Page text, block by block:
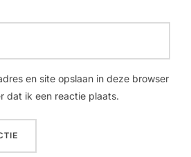
en site opslaan in deze browser
dat ik een reactie plaats.